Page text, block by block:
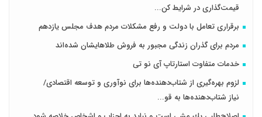
قیمت‌گذاری در شرایط کن...
برقراری تعامل با دولت و رفع مشکلات مردم هدف مجلس‌ یازدهم
مردم برای گذران زندگی مجبور به فروش طلاهایشان شده‌اند
خدمات متفاوت استارتاپ آی نو تی
لزوم بهره‌گیری از شتاب‌دهنده‌ها برای نوآوری و توسعه اقتصادی/
نیاز شتاب‌دهنده‌ها به قو...